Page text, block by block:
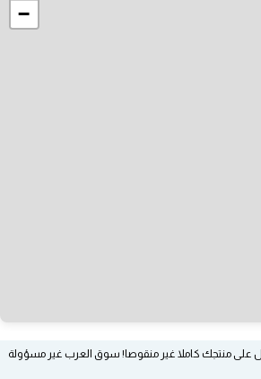
−
على منتجك كاملا غير منقوصا! سوق العرب غير مسؤولة